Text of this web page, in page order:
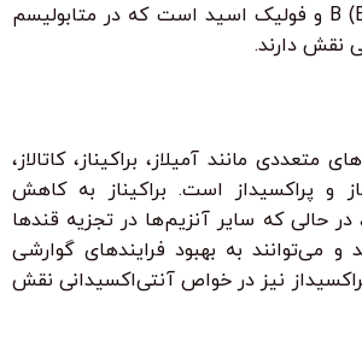
B (B1، B2، B3، B6، B12) و فولیک اسید است که در متابولیسم
نقش دارند.
متعددی مانند آمیلاز، براکیناز، کاتالاز،
و پراکسیداز است. براکیناز به کاهش
حالی که سایر آنزیم‌ها در تجزیه قندها
می‌توانند به بهبود فرایندهای گوارشی
نیز در خواص آنتی‌اکسیدانی نقش